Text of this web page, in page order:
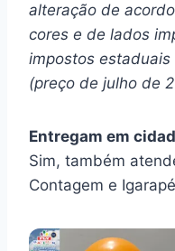
alteração de
cores e de lados
impostos
(preço de julho de
Entregam em
Sim, também
Contagem e